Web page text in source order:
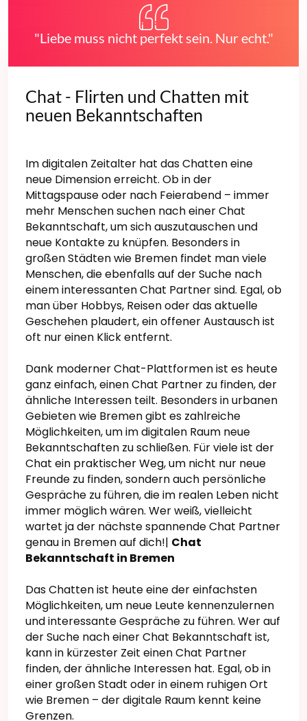
"Liebe muss nicht perfekt sein. Nur echt."
Chat - Flirten und Chatten mit
neuen Bekanntschaften
Im digitalen Zeitalter hat das Chatten eine
neue Dimension erreicht. Ob in der
Mittagspause oder nach Feierabend – immer
mehr Menschen suchen nach einer Chat
Bekanntschaft, um sich auszutauschen und
neue Kontakte zu knüpfen. Besonders in
großen Städten wie Bremen findet man viele
Menschen, die ebenfalls auf der Suche nach
einem interessanten Chat Partner sind. Egal, ob
man über Hobbys, Reisen oder das aktuelle
Geschehen plaudert, ein offener Austausch ist
oft nur einen Klick entfernt.
Dank moderner Chat-Plattformen ist es heute
ganz einfach, einen Chat Partner zu finden, der
ähnliche Interessen teilt. Besonders in urbanen
Gebieten wie Bremen gibt es zahlreiche
Möglichkeiten, um im digitalen Raum neue
Bekanntschaften zu schließen. Für viele ist der
Chat ein praktischer Weg, um nicht nur neue
Freunde zu finden, sondern auch persönliche
Gespräche zu führen, die im realen Leben nicht
immer möglich wären. Wer weiß, vielleicht
wartet ja der nächste spannende Chat Partner
genau in Bremen auf dich!| Chat
Bekanntschaft in Bremen
Das Chatten ist heute eine der einfachsten
Möglichkeiten, um neue Leute kennenzulernen
und interessante Gespräche zu führen. Wer auf
der Suche nach einer Chat Bekanntschaft ist,
kann in kürzester Zeit einen Chat Partner
finden, der ähnliche Interessen hat. Egal, ob in
einer großen Stadt oder in einem ruhigen Ort
wie Bremen – der digitale Raum kennt keine
Grenzen.